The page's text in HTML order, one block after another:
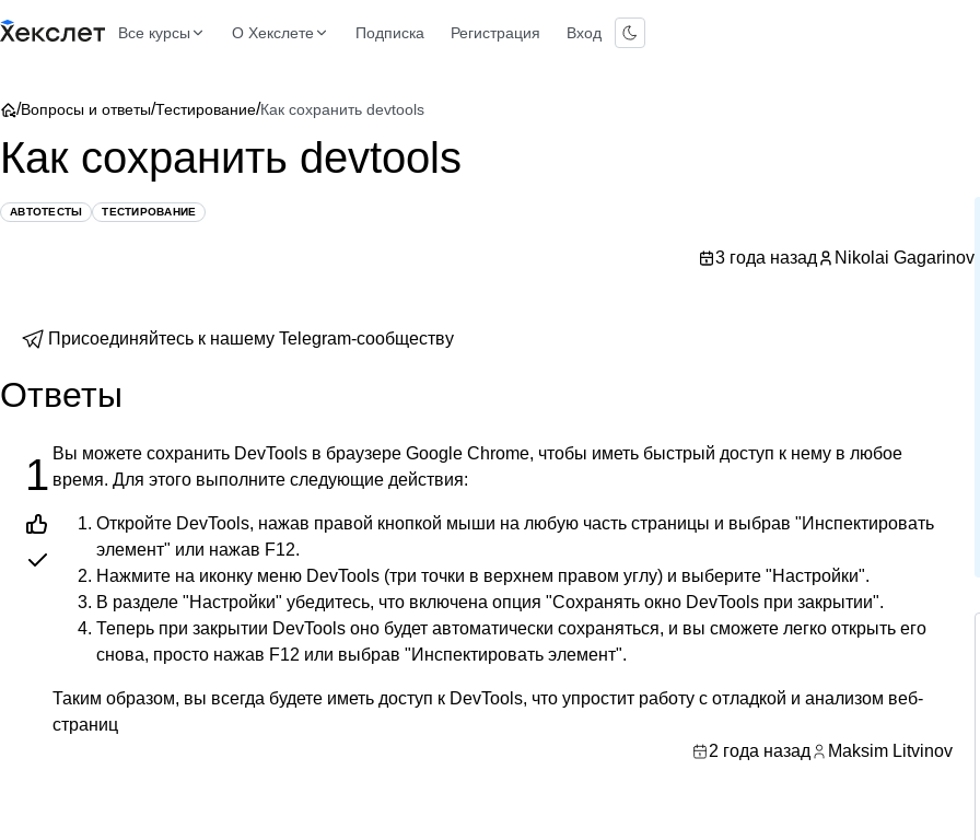
Все курсы О Хекслете Подписка Регистрация Вход
/Вопросы и ответы/Тестирование/Как сохранить devtools
Как сохранить devtools
АВТОТЕСТЫ ТЕСТИРОВАНИЕ
3 года назад Nikolai Gagarinov
Присоединяйтесь к нашему Telegram-сообществу
Ответы
1 Вы можете сохранить DevTools в браузере Google Chrome, чтобы иметь быстрый доступ к нему в любое
время. Для этого выполните следующие действия:
Откройте DevTools, нажав правой кнопкой мыши на любую часть страницы и выбрав "Инспектировать
элемент" или нажав F12.
Нажмите на иконку меню DevTools (три точки в верхнем правом углу) и выберите "Настройки".
В разделе "Настройки" убедитесь, что включена опция "Сохранять окно DevTools при закрытии".
Теперь при закрытии DevTools оно будет автоматически сохраняться, и вы сможете легко открыть его
снова, просто нажав F12 или выбрав "Инспектировать элемент".
Таким образом, вы всегда будете иметь доступ к DevTools, что упростит работу с отладкой и анализом веб-
страниц
2 года назад
Maksim Litvinov